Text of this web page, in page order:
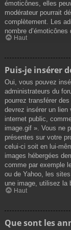
émoticônes, elles
modérateur pourrait
complètement. Les
nombre d’émoticônes
Haut
Puis-je insérer
Oui, vous pouvez
administrateurs du
pourrez transférer
devrez insérer un lien
internet public,
image.gif ». Vous ne
présentes sur votre
celui-ci soit en lui-
images hébergées
comme par exemple
ou de Yahoo, les
une image, utilisez la
Haut
Que sont les